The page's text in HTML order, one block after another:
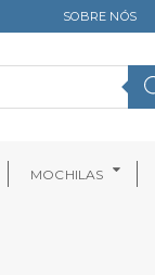
SOBRE NÓS
MOCHILAS